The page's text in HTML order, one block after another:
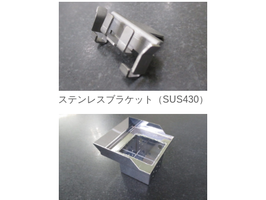
ステンレスブラケット（SUS430）